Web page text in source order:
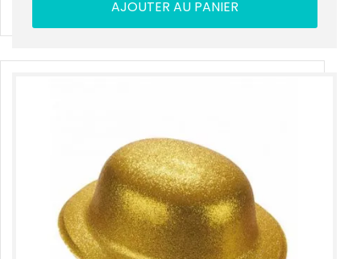
AJOUTER AU PANIER